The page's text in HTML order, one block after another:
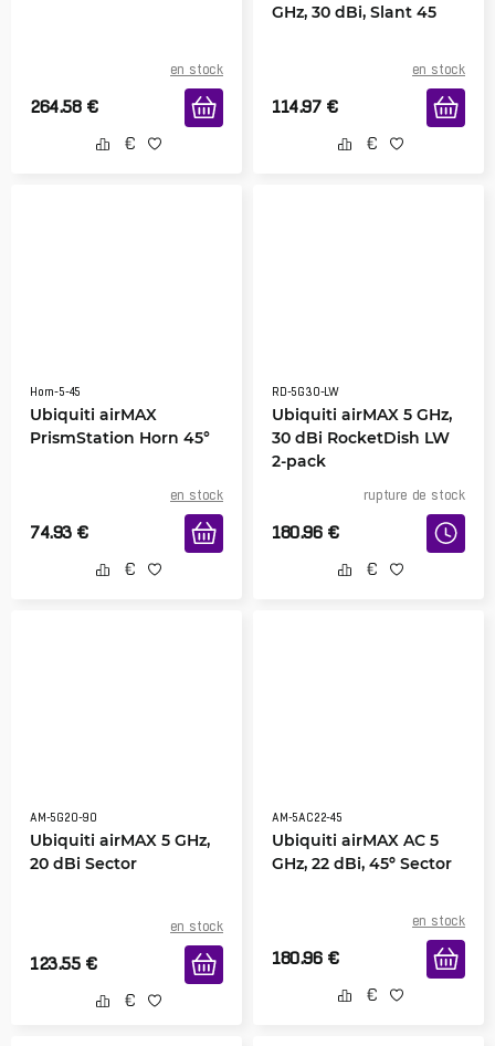
en stock
264.58 €
GHz, 30 dBi, Slant 45
en stock
114.97 €
Horn-5-45
Ubiquiti airMAX
PrismStation Horn 45°
en stock
74.93 €
RD-5G30-LW
Ubiquiti airMAX 5 GHz,
30 dBi RocketDish LW
2-pack
rupture de stock
180.96 €
AM-5G20-90
Ubiquiti airMAX 5 GHz,
20 dBi Sector
en stock
123.55 €
AM-5AC22-45
Ubiquiti airMAX AC 5
GHz, 22 dBi, 45º Sector
en stock
180.96 €